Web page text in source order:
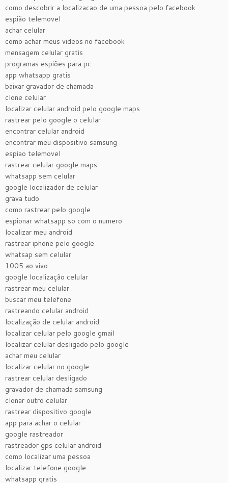
como descobrir a localizacao de uma pessoa pelo facebook
espião telemovel
achar celular
como achar meus videos no facebook
mensagem celular gratis
programas espiões para pc
app whatsapp gratis
baixar gravador de chamada
clone celular
localizar celular android pelo google maps
rastrear pelo google o celular
encontrar celular android
encontrar meu dispositivo samsung
espiao telemovel
rastrear celular google maps
whatsapp sem celular
google localizador de celular
grava tudo
como rastrear pelo google
espionar whatsapp so com o numero
localizar meu android
rastrear iphone pelo google
whatsap sem celular
1005 ao vivo
google localização celular
rastrear meu celular
buscar meu telefone
rastreando celular android
localização de celular android
localizar celular pelo google gmail
localizar celular desligado pelo google
achar meu celular
localizar celular no google
rastrear celular desligado
gravador de chamada samsung
clonar outro celular
rastrear dispositivo google
app para achar o celular
google rastreador
rastreador gps celular android
como localizar uma pessoa
localizar telefone google
whatsapp gratis